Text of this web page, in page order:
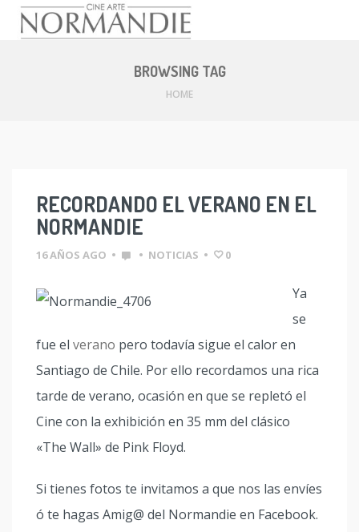
BROWSING TAG
HOME
RECORDANDO EL VERANO EN EL
NORMANDIE
16 AÑOS AGO • • NOTICIAS • 0
Ya
se
fue el verano pero todavía sigue el calor en
Santiago de Chile. Por ello recordamos una rica
tarde de verano, ocasión en que se repletó el
Cine con la exhibición en 35 mm del clásico
«The Wall» de Pink Floyd.
Si tienes fotos te invitamos a que nos las envíes
ó te hagas Amig@ del Normandie en Facebook.